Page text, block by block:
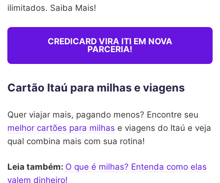
ilimitados. Saiba Mais!
CREDICARD VIRA ITI EM NOVA
PARCERIA!
Cartão Itaú para milhas e viagens
Quer viajar mais, pagando menos? Encontre seu
melhor cartões para milhas e viagens do Itaú e veja
qual combina mais com sua rotina!
Leia também: O que é milhas? Entenda como elas
valem dinheiro!